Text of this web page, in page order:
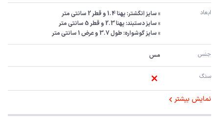
ابعاد
» سایز گوشواره: طول 3.7 و عرض 1 سانتی متر
جنس مس
سنگ
نمایش بیشتر